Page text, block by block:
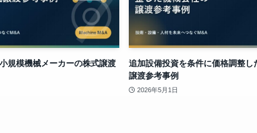
規模機械メーカーの株式譲渡
追加設備投資を条件に価格調整し
譲渡参考事例
2026年5月1日